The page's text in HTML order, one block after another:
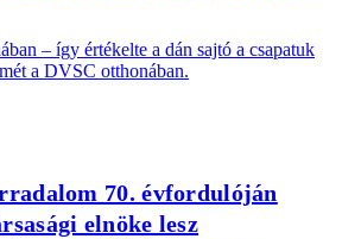
– így értékelte a dán sajtó a csapatuk
a DVSC otthonában.
70. évfordulóján
elnöke lesz